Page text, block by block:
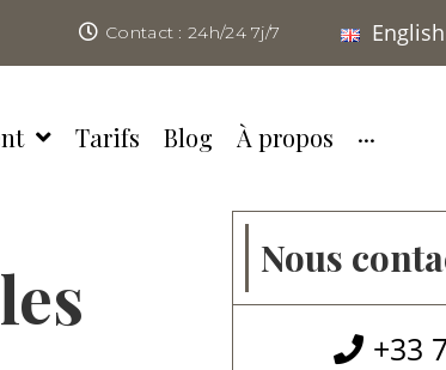
Contact : 24h/24 7j/7 English
Tarifs Blog À propos ···
Nous
+33